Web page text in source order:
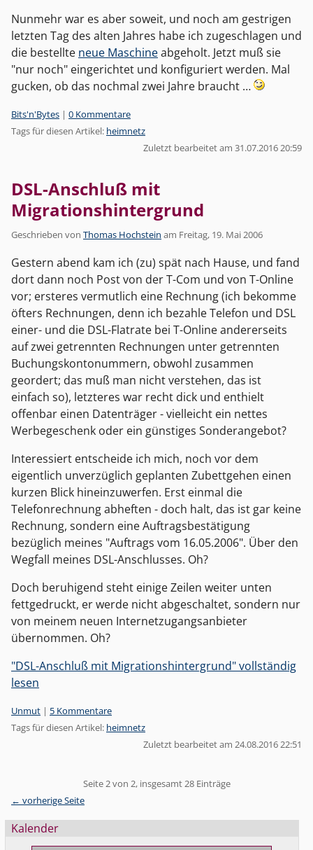
Nunmehr war es aber soweit, und noch am gestrigen
letzten Tag des alten Jahres habe ich zugeschlagen und
die bestellte neue Maschineabgeholt. Jetzt muß sie
"nur noch" eingerichtet und konfiguriert werden. Mal
gucken, ob das nochmal zwei Jahre braucht …
Kategorien:
Bits'n'Bytes | 0 Kommentare
Tags für diesen Artikel: heimnetz
Zuletzt bearbeitet am 31.07.2016 20:59
DSL-Anschluß mit
Migrationshintergrund
Geschrieben von Thomas Hochstein am Freitag, 19. Mai 2006
Gestern abend kam ich (zu) spät nach Hause, und fand
dort dann noch Post von der T-Com und von T-Online
vor; ersteres vermutlich eine Rechnung (ich bekomme
öfters Rechnungen, denn ich bezahle Telefon und DSL
einer- und die DSL-Flatrate bei T-Online andererseits
auf zwei getrennten Rechnungen unter getrennten
Buchungskontonummern, obwohl zusammen
geordert; das muß man nicht verstehen, das ist
einfach so), letzteres war recht dick und enthielt
offenbar einen Datenträger - vielleicht ein nettes
Werbegeschenk oder ein günstiges Sonderangebot?
Interessiert entscheide ich mich, noch vor dem
eigentlich unverzüglich geplanten Zubettgehen einen
kurzen Blick hineinzuwerfen. Erst einmal die
Telefonrechnung abheften - doch halt, das ist gar keine
Rechnung, sondern eine Auftragsbestätigung
bezüglich meines "Auftrags vom 16.05.2006". Über den
Wegfall meines DSL-Anschlusses. Oh?
Doch beruhigend steht einige Zeilen weiter unten
fettgedruckt, er werde nicht abgeschaltet, sondern nur
von meinem neuen Internetzugangsanbieter
übernommen. Oh?
"DSL-Anschluß mit Migrationshintergrund" vollständig
lesen
Kategorien:
Unmut | 5 Kommentare
Tags für diesen Artikel: heimnetz
Zuletzt bearbeitet am 24.08.2016 22:51
PaginationSeite 2 von 2, insgesamt 28 Einträge
← vorherige Seite
Seitenleiste
Kalender